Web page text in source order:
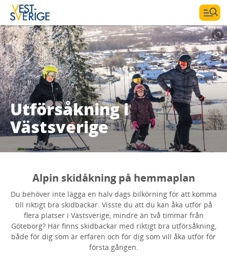
Utförsåkning i
Västsverige
Alpin skidåkning på hemmaplan
Du behöver inte lägga en halv dags bilkörning för att komma
till riktigt bra skidbackar. Visste du att du kan åka utför på
flera platser i Västsverige, mindre än två timmar från
Göteborg? Här finns skidbackar med riktigt bra utförsåkning,
både för dig som är erfaren och för dig som vill åka utför för
första gången.